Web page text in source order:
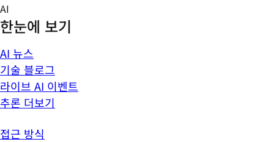
Skip
to
content
AI
한눈에 보기
AI 뉴스
기술 블로그
라이브 AI 이벤트
추론 더보기
접근 방식